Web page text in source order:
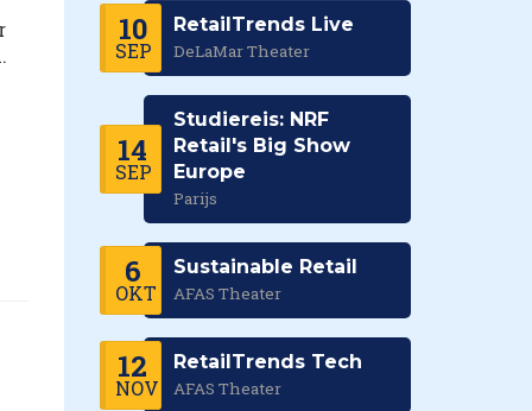
10
SEP
RetailTrends Live
DeLaMar Theater
14
SEP
Studiereis: NRF
Retail's Big Show
Europe
Parijs
6
OKT
Sustainable Retail
AFAS Theater
12
NOV
RetailTrends Tech
AFAS Theater